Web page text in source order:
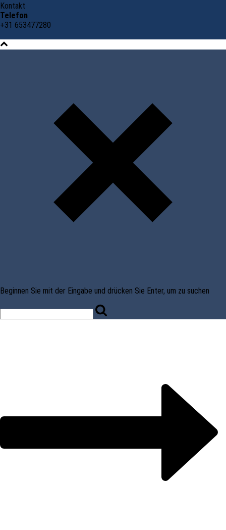
Kontakt
Telefon
+31 653477280
Beginnen Sie mit der Eingabe und drücken Sie Enter, um zu suchen